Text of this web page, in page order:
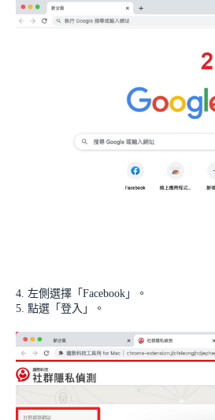
4. 左側選擇「Facebook」。
5. 點選「登入」。